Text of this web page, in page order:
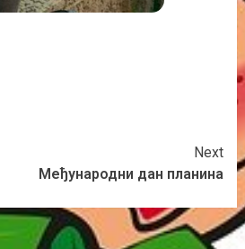
Next
Међународни дан планина